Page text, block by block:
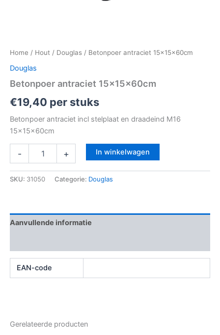
Home / Hout / Douglas / Betonpoer antraciet 15x15x60cm
Douglas
Betonpoer antraciet 15x15x60cm
€19,40 per stuks
Betonpoer antraciet incl stelplaat en draadeind M16
15x15x60cm
- + In winkelwagen
SKU: 31050 Categorie: Douglas
Aanvullende informatie
EAN-code
Gerelateerde producten